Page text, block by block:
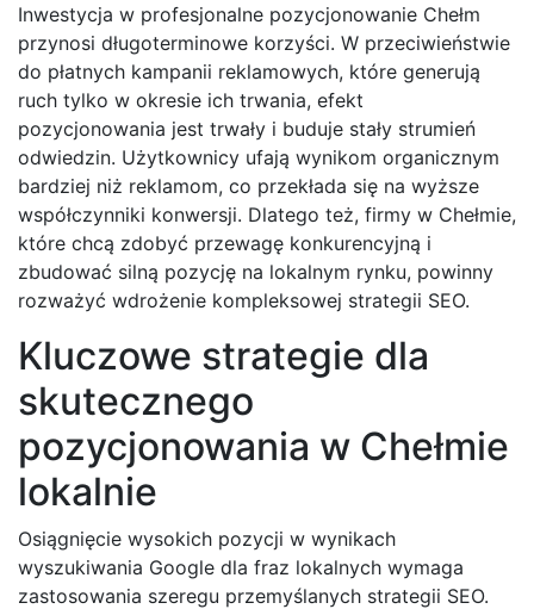
Inwestycja w profesjonalne pozycjonowanie Chełm
przynosi długoterminowe korzyści. W przeciwieństwie
do płatnych kampanii reklamowych, które generują
ruch tylko w okresie ich trwania, efekt
pozycjonowania jest trwały i buduje stały strumień
odwiedzin. Użytkownicy ufają wynikom organicznym
bardziej niż reklamom, co przekłada się na wyższe
współczynniki konwersji. Dlatego też, firmy w Chełmie,
które chcą zdobyć przewagę konkurencyjną i
zbudować silną pozycję na lokalnym rynku, powinny
rozważyć wdrożenie kompleksowej strategii SEO.
Kluczowe strategie dla
skutecznego
pozycjonowania w Chełmie
lokalnie
Osiągnięcie wysokich pozycji w wynikach
wyszukiwania Google dla fraz lokalnych wymaga
zastosowania szeregu przemyślanych strategii SEO.